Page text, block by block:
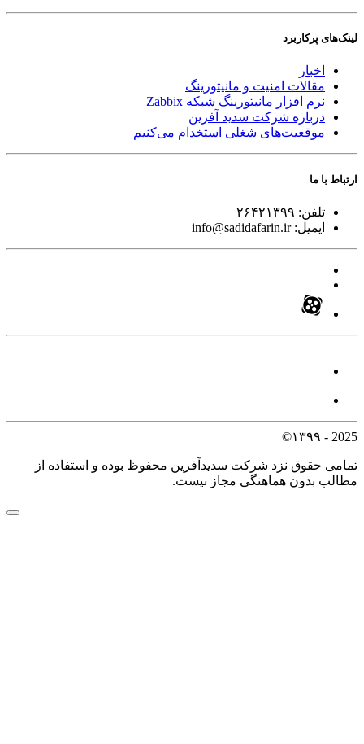
لینک‌های پر‌کاربرد
اخبار
مقالات امنیت و مانیتورینگ
نرم افزار مانیتورینگ شبکه Zabbix
درباره شرکت سدید آفرین
موقعیت‌های شغلی استخدام ‌می‌کنیم
ارتباط با ما
تلفن: ۲۶۴۲۱۳۹۹
ایمیل:info@sadidafarin.ir
2025 - ۱۳۹۹©
تمامی حقوق نزد شرکت سدیدآفرین محفوظ بوده و استفاده از
مطالب بدون هماهنگی مجاز نیست.